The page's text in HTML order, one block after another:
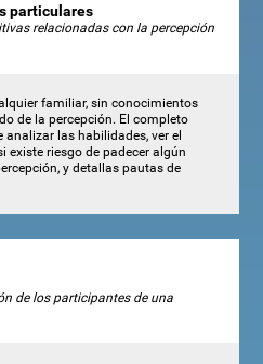
particulares
relacionadas con la percepción
familiar, sin conocimientos
de la percepción. El completo
las habilidades, ver el
existe riesgo de padecer algún
y detallas pautas de
de los participantes de una